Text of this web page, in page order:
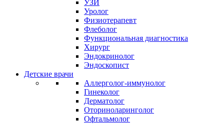
УЗИ
Уролог
Физиотерапевт
Флеболог
Функциональная диагностика
Хирург
Эндокринолог
Эндоскопист
Детские врачи
Аллерголог-иммунолог
Гинеколог
Дерматолог
Оториноларинголог
Офтальмолог